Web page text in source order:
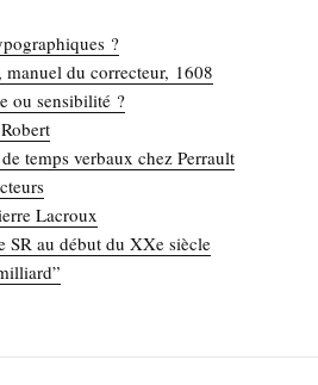
?
du cor­rec­teur, 1608
ou sensibilité ?
temps ver­baux chez Perrault
Lacroux
SR au début du XXe siècle